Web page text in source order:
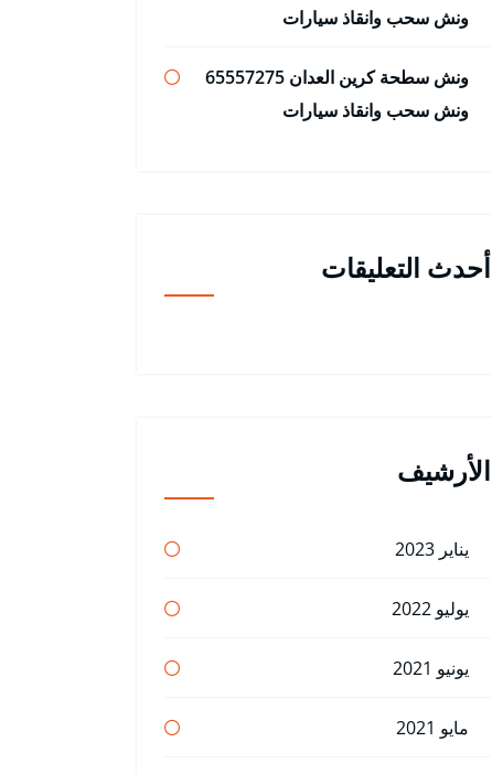
ونش سحب وانقاذ سيارات
ونش سطحة كرين العدان 65557275
ونش سحب وانقاذ سيارات
أحدث التعليقات
الأرشيف
يناير 2023
يوليو 2022
يونيو 2021
مايو 2021